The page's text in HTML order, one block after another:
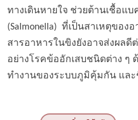
ทางเดินหายใจ ช่วยต้านเชื้อแบ
(Salmonella) ที่เป็นสาเหตุของ
สารอาหารในขิงยังอาจส่งผลดี
อย่างโรคข้ออักเสบชนิดต่าง ๆ
ทำงานของระบบภูมิคุ้มกัน และ